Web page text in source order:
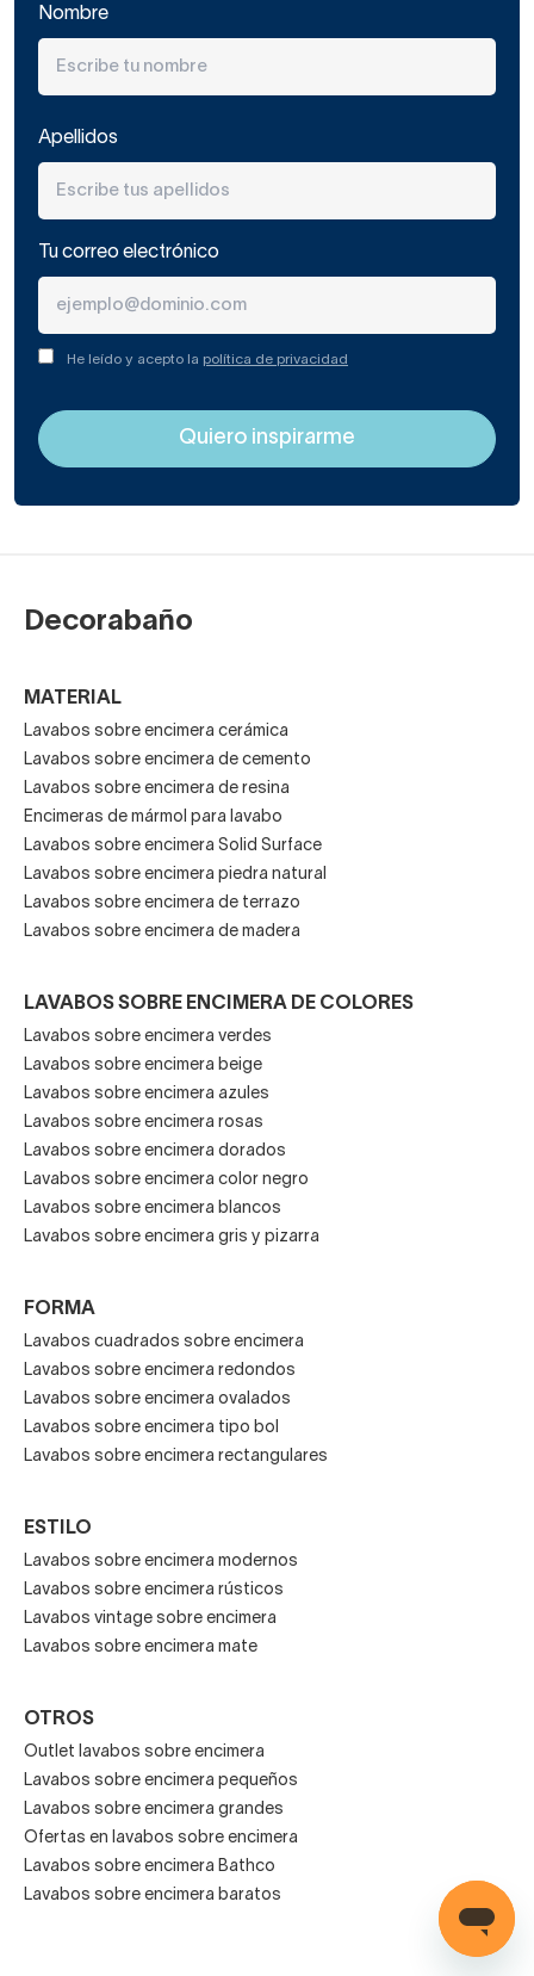
colores y texturas.
presupuesto y uso diario.
Formas, tamaños y
adaptación al espacio
Seleccionar correctamente el tamaño y forma de un
lavabo sobre encimeraes clave para comodidad y
estética:
Diámetro y dimensiones: redondos o cuadrados
de 35–50 cm, rectangulares de 60–120 cm.
muebles y pared para comodidad y seguridad.
Tabla de medidas recomendadas
Forma de lavabo
Tamaño
(cm)
Redondo Ø35–45
Cuadrado 40–50
60–120
Ovalado
Nota:Las medidas son orientativas. Nuestros asesores te
encimera y baño.
Diseño, acabados y
personalización
Loslavabos sobre encimerapueden personalizarse
Acabados
Color y tonalidades:blanco clásico
y colores modernos.
La personalización permite integrar el lavabo con muebles,
espejos y grifería, creando un conjunto armonioso y
Nombre
Apellidos
Tu correo electrónico
He leído y acepto la política de privacidad
Decorabaño
MATERIAL
Lavabos sobre encimera cerámica
Lavabos sobre encimera de cemento
Lavabos sobre encimera de resina
Encimeras de mármol para lavabo
Lavabos sobre encimera Solid Surface
Lavabos sobre encimera piedra natural
Lavabos sobre encimera de terrazo
Lavabos sobre encimera de madera
LAVABOS SOBRE ENCIMERA DE COLORES
Lavabos sobre encimera verdes
Lavabos sobre encimera beige
Lavabos sobre encimera azules
Lavabos sobre encimera rosas
Lavabos sobre encimera dorados
Lavabos sobre encimera color negro
Lavabos sobre encimera blancos
Lavabos sobre encimera gris y pizarra
FORMA
Lavabos cuadrados sobre encimera
Lavabos sobre encimera redondos
Lavabos sobre encimera ovalados
Lavabos sobre encimera tipo bol
Lavabos sobre encimera rectangulares
ESTILO
Lavabos sobre encimera modernos
Lavabos sobre encimera rústicos
Lavabos vintage sobre encimera
Lavabos sobre encimera mate
OTROS
Outlet lavabos sobre encimera
Lavabos sobre encimera pequeños
Lavabos sobre encimera grandes
Ofertas en lavabos sobre encimera
Lavabos sobre encimera Bathco
Lavabos sobre encimera baratos